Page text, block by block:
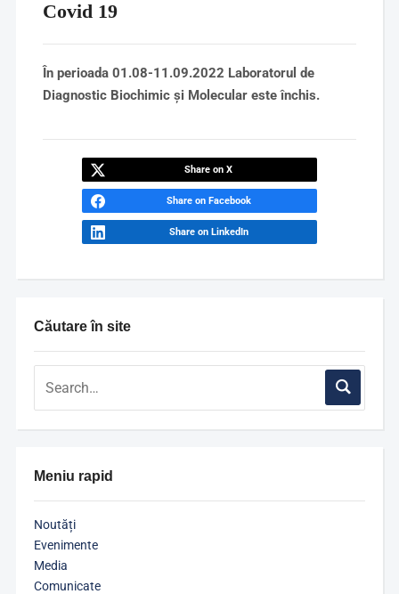
Căutare în site
Meniu rapid
Noutăți
Evenimente
Media
Comunicate
Covid 19
În perioada 01.08-11.09.2022 Laboratorul de
Diagnostic Biochimic și Molecular este închis.
Share on X
Share on Facebook
Share on LinkedIn